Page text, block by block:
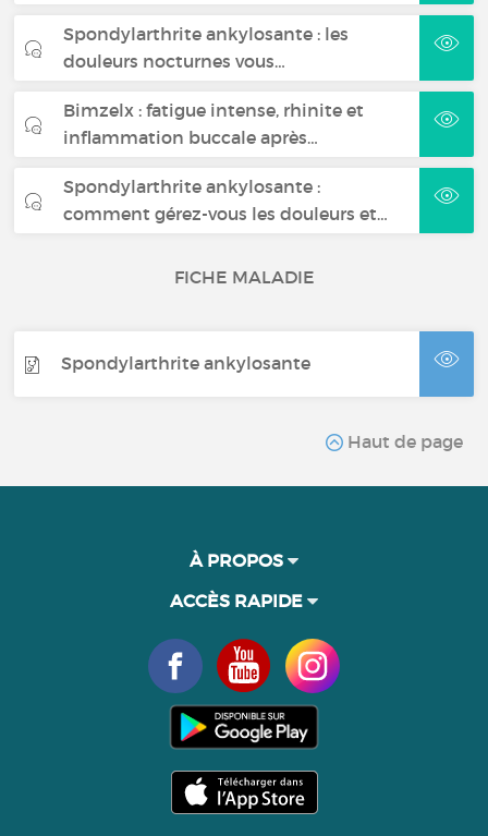
Spondylarthrite ankylosante : les
douleurs nocturnes vous…
Bimzelx : fatigue intense, rhinite et
inflammation buccale après…
Spondylarthrite ankylosante :
comment gérez-vous les douleurs et…
FICHE MALADIE
Spondylarthrite ankylosante
Haut de page
À PROPOS
ACCÈS RAPIDE